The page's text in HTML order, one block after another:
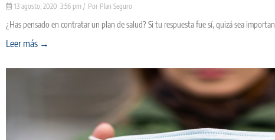
Plan Seguro
13 agosto, 2020 3:56 pm
¿Has pensado en contratar un plan de salud? Si tu respuesta fue sí, quizá sea
Leer más →